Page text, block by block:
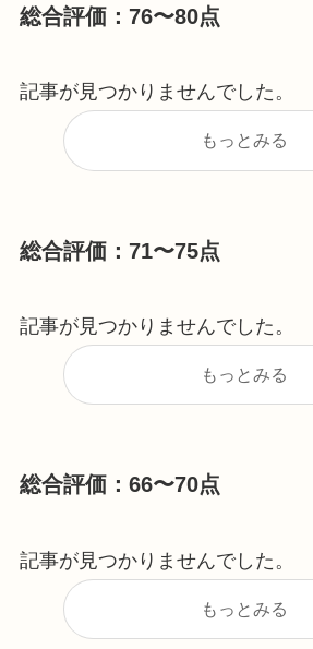
総合評価：76〜80点
記事が見つかりませんでした。
もっとみる
総合評価：71〜75点
記事が見つかりませんでした。
もっとみる
総合評価：66〜70点
記事が見つかりませんでした。
もっとみる